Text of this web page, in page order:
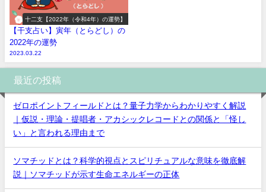
十二支【2022年（令和4年）の運勢】
【干支占い】寅年（とらどし）の
2022年の運勢
2023.03.22
最近の投稿
ゼロポイントフィールドとは？量子力学からわかりやすく解説
｜仮説・理論・提唱者・アカシックレコードとの関係と「怪し
い」と言われる理由まで
ソマチッドとは？科学的視点とスピリチュアルな意味を徹底解
説｜ソマチッドが示す生命エネルギーの正体